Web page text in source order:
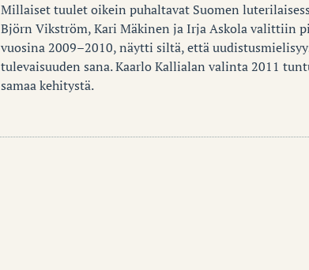
Millaiset tuulet oikein puhaltavat Suomen
Björn Vikström, Kari Mäkinen ja Irja Askola valittiin
vuosina 2009–2010, näytti siltä, että
tulevaisuuden sana. Kaarlo Kallialan valinta 2011
samaa kehitystä.